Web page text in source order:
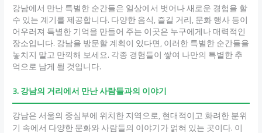
강남에서 만난 특별한 순간들은 일상에서 벗어나 새로운 경험을 할
수 있는 계기를 제공합니다. 다양한 음식, 즐길 거리, 문화 행사 등이
어우러져 특별한 기억을 만들어 주는 이곳은 누구에게나 매력적인
장소입니다. 강남을 방문할 계획이 있다면, 이러한 특별한 순간들을
놓치지 말고 만끽해 보세요. 각종 경험들이 쌓여 나만의 특별한 추
억으로 남게 될 것입니다.
3. 강남의 거리에서 만난 사람들과의 이야기
강남은 서울의 중심부에 위치한 지역으로, 현대적이고 화려한 분위
기 속에서 다양한 문화와 사람들의 이야기가 얽혀 있는 곳이다. 이